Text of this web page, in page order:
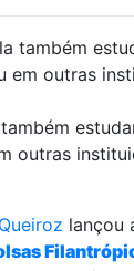
outras
lançou